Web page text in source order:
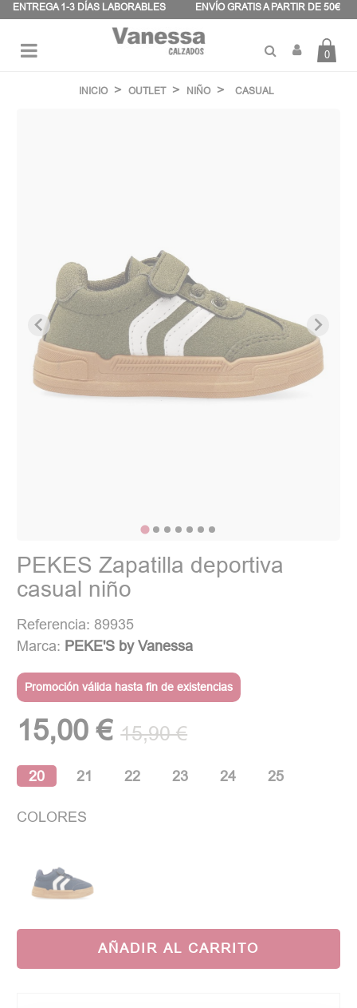
ENTREGA 1-3 DÍAS LABORABLES ENVÍO GRATIS A PARTIR DE 50€
0
INICIO OUTLET NIÑO CASUAL
PEKES Zapatilla deportiva
casual niño
Referencia: 89935
Marca: PEKE'S by Vanessa
Promoción válida hasta fin de existencias
15,00 € 15,90 €
20 21 22 23 24 25
COLORES
AÑADIR AL CARRITO
Panel de gestión de cookies